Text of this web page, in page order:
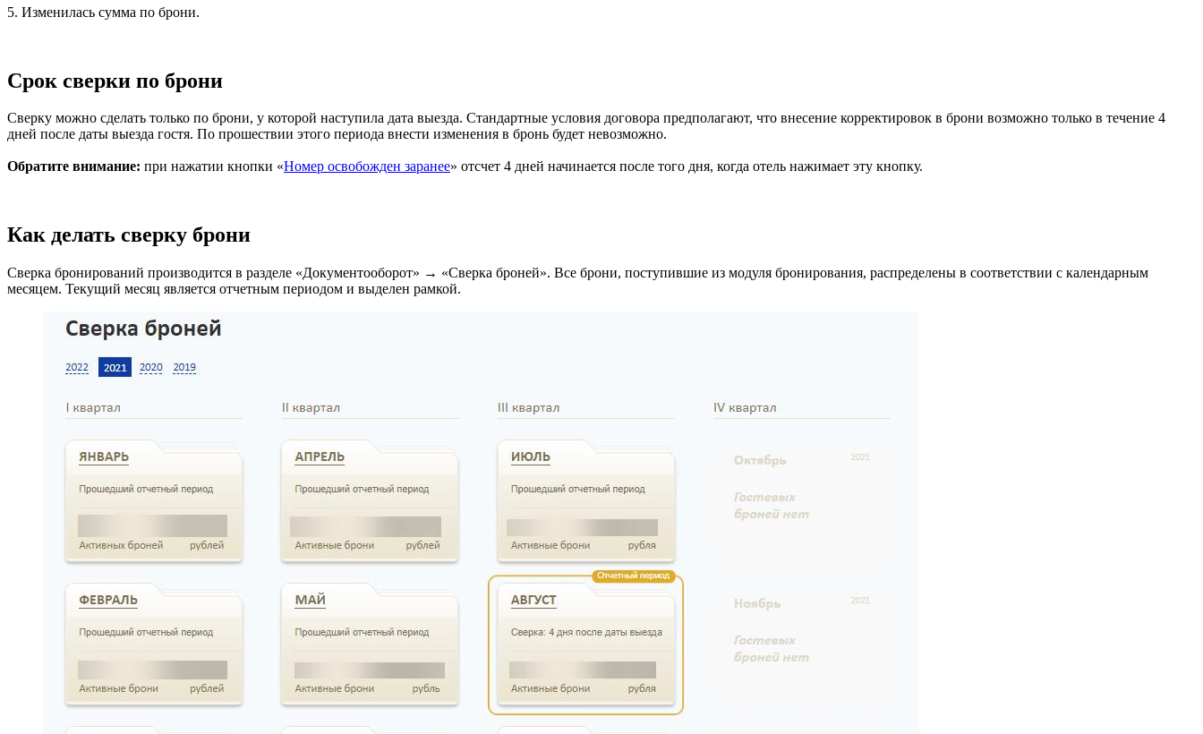
5. Изменилась сумма по брони.
Срок сверки по брони
Сверку можно сделать только по брони, у которой наступила дата выезда. Стандартные условия договора предполагают, что внесение корректировок в брони возможно только в течение 4
дней после даты выезда гостя. По прошествии этого периода внести изменения в бронь будет невозможно.
Обратите внимание: при нажатии кнопки «Номер освобожден заранее» отсчет 4 дней начинается после того дня, когда отель нажимает эту кнопку.
Как делать сверку брони
Сверка бронирований производится в разделе «Документооборот» → «Сверка броней». Все брони, поступившие из модуля бронирования, распределены в соответствии с календарным
месяцем. Текущий месяц является отчетным периодом и выделен рамкой.